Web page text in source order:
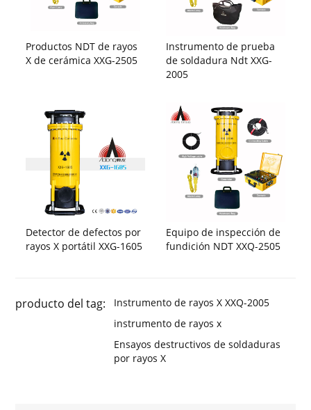
Productos NDT de rayos
X de cerámica XXG-2505
Instrumento de prueba
de soldadura Ndt XXG-
2005
Detector de defectos por
rayos X portátil XXG-1605
Equipo de inspección de
fundición NDT XXQ-2505
producto del tag:
Instrumento de rayos X XXQ-2005
instrumento de rayos x
Ensayos destructivos de soldaduras
por rayos X